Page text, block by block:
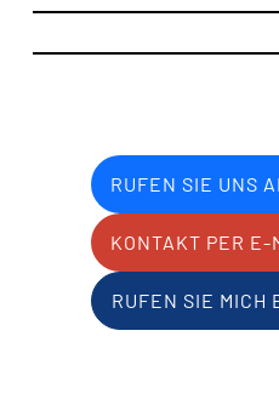
RUFEN SIE UNS
KONTAKT PER E-
RUFEN SIE MICH